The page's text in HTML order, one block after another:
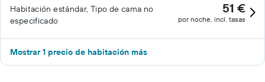
Habitación estándar, Tipo de cama no
especificado
51 €
por noche, incl. tasas
Mostrar 1 precio de habitación más